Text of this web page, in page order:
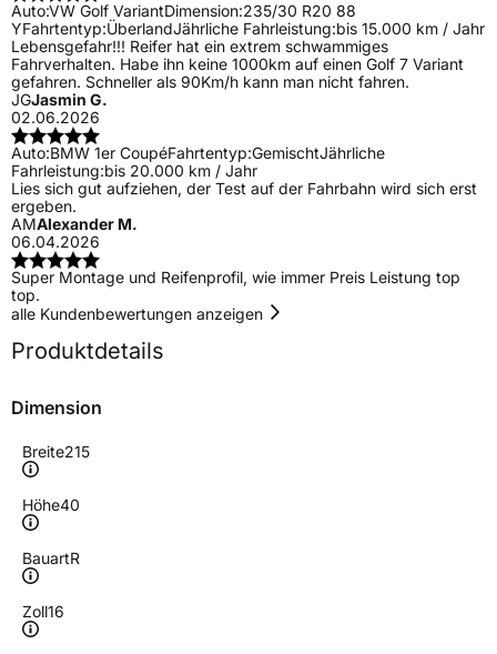
Auto:VW Golf VariantDimension:235/30 R20 88
YFahrtentyp:ÜberlandJährliche Fahrleistung:bis 15.000 km / Jahr
Lebensgefahr!!! Reifer hat ein extrem schwammiges
Fahrverhalten. Habe ihn keine 1000km auf einen Golf 7 Variant
gefahren. Schneller als 90Km/h kann man nicht fahren.
JGJasmin G.
02.06.2026
Auto:BMW 1er CoupéFahrtentyp:GemischtJährliche
Fahrleistung:bis 20.000 km / Jahr
Lies sich gut aufziehen, der Test auf der Fahrbahn wird sich erst
ergeben.
AMAlexander M.
06.04.2026
Super Montage und Reifenprofil, wie immer Preis Leistung top
top.
alle Kundenbewertungen anzeigen
Produktdetails
Dimension
Breite215
Höhe40
BauartR
Zoll16